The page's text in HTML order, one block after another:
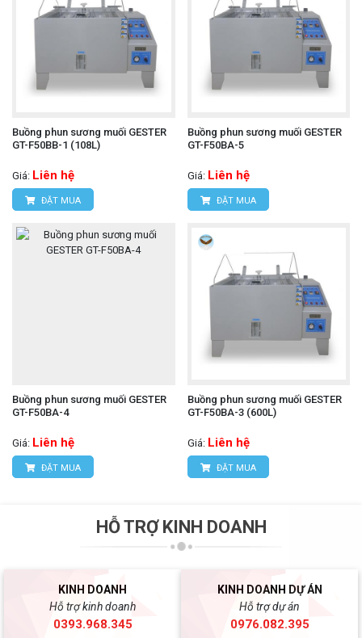
Buồng phun sương muối GESTER
GT-F50BB-1 (108L)
Giá: Liên hệ
ĐẶT MUA
Buồng phun sương muối GESTER
GT-F50BA-5
Giá: Liên hệ
ĐẶT MUA
Buồng phun sương muối GESTER
GT-F50BA-4
Giá: Liên hệ
ĐẶT MUA
Buồng phun sương muối GESTER
GT-F50BA-3 (600L)
Giá: Liên hệ
ĐẶT MUA
HỖ TRỢ KINH DOANH
KINH DOANH
Hỗ trợ kinh doanh
0393.968.345
KINH DOANH DỰ ÁN
Hỗ trợ dự án
0976.082.395